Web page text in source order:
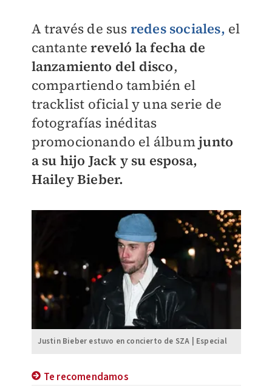
A través de sus redes sociales, el
cantantereveló la fecha de
lanzamiento del disco,
compartiendo también el
tracklist oficial y una serie de
fotografías inéditas
promocionando el álbumjunto
a su hijo Jack y su esposa,
Hailey Bieber.
Justin Bieber estuvo en concierto de SZA | Especial
Te recomendamos